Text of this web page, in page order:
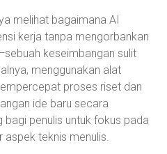
melihat bagaimana AI
kerja tanpa mengorbankan
keseimbangan sulit
menggunakan alat
proses riset dan
ide baru secara
bagi penulis untuk fokus pada
teknis menulis.